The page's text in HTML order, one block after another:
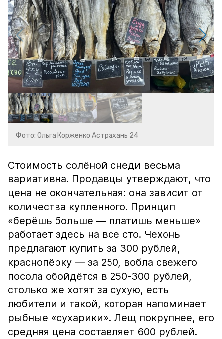
Фото: Ольга Корженко Астрахань 24
Стоимость солёной снеди весьма
вариативна. Продавцы утверждают, что
цена не окончательная: она зависит от
количества купленного. Принцип
«берёшь больше — платишь меньше»
работает здесь на все сто. Чехонь
предлагают купить за 300 рублей,
краснопёрку — за 250, вобла свежего
посола обойдётся в 250-300 рублей,
столько же хотят за сухую, есть
любители и такой, которая напоминает
рыбные «сухарики». Лещ покрупнее, его
средняя цена составляет 600 рублей.